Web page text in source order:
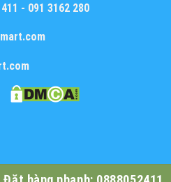
- 091 3162 280